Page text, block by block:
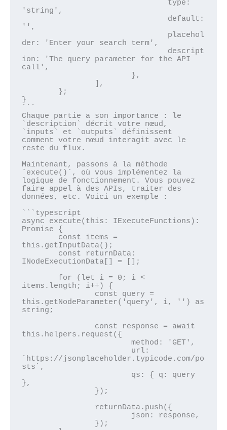
'string',
'',
der: 'Enter your search term',
ion: 'The query parameter for the API
call',
}
```
Chaque partie a son importance : le
`description` décrit votre nœud,
`inputs` et `outputs` définissent
comment votre nœud interagit avec le
reste du flux.
Maintenant, passons à la méthode
`execute()`, où vous implémentez la
logique de fonctionnement. Vous pouvez
faire appel à des APIs, traiter des
données, etc. Voici un exemple :
```typescript
async execute(this: IExecuteFunctions):
Promise {
this.getInputData();
INodeExecutionData[] = [];
items.length; i++) {
this.getNodeParameter('query', i, '') as
string;
this.helpers.request({
			method: 'GET',
`https://jsonplaceholder.typicode.com/po
sts`,
},